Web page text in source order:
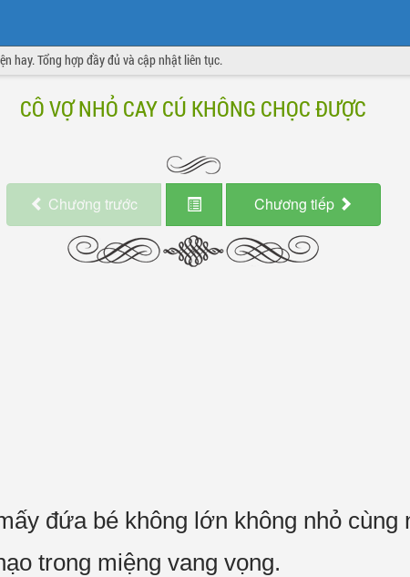
hay. Tổng hợp đầy đủ và cập nhật liên tục.
CÔ VỢ NHỎ CAY CÚ KHÔNG CHỌC ĐƯỢC
Chương trước Chương tiếp
đứa bé không lớn không nhỏ cùng
trong miệng vang vọng.